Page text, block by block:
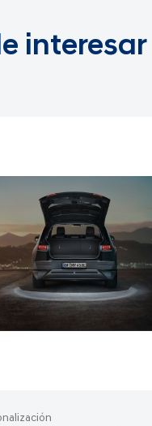
interesar